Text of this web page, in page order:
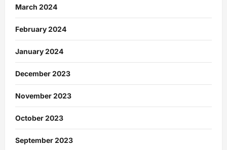
March 2024
February 2024
January 2024
December 2023
November 2023
October 2023
September 2023